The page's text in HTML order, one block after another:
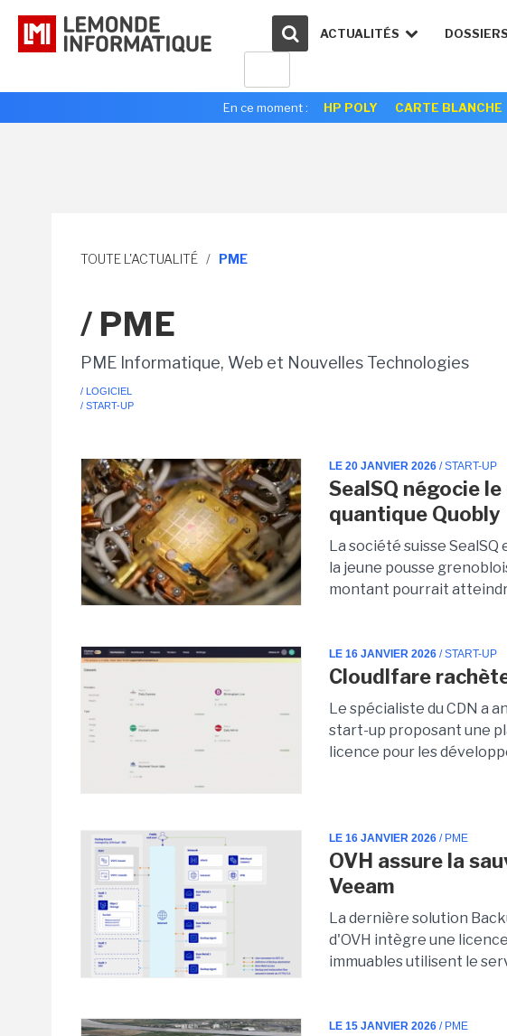
ACTUALITÉS DOSSIERS
En ce moment : HP POLY CARTE BLANCHE
TOUTE L'ACTUALITÉ / PME
/ PME
PME Informatique, Web et Nouvelles Technologies
/ LOGICIEL
/ START-UP
LE 20 JANVIER 2026 / START-UP
SealSQ négocie
quantique Quobly
La société suisse
la jeune pousse
montant pourrait
LE 16 JANVIER 2026 / START-UP
Cloudlfare
Le spécialiste du CDN a
start-up proposant une
licence pour les
LE 16 JANVIER 2026 / PME
OVH assure la
Veeam
La dernière solution
d'OVH intègre une
immuables utilisent le
LE 15 JANVIER 2026 / PME